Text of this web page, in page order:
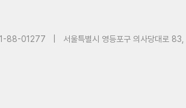
88-01277
서울특별시 영등포구 의사당대로